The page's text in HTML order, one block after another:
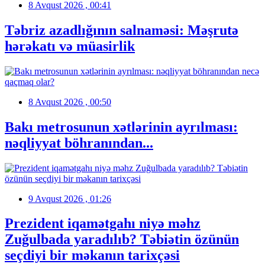
8 Avqust 2026 , 00:41
Təbriz azadlığının salnaməsi: Məşrutə
hərəkatı və müasirlik
8 Avqust 2026 , 00:50
Bakı metrosunun xətlərinin ayrılması:
nəqliyyat böhranından...
9 Avqust 2026 , 01:26
Prezident iqamətgahı niyə məhz
Zuğulbada yaradılıb? Təbiətin özünün
seçdiyi bir məkanın tarixçəsi